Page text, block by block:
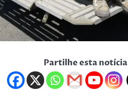
Partilhe esta notícia